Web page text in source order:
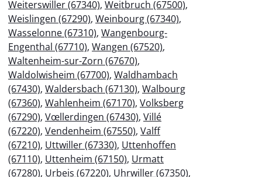
Weiterswiller (67340), Weitbruch (67500),
Weislingen (67290), Weinbourg (67340),
Wasselonne (67310), Wangenbourg-
Engenthal (67710), Wangen (67520),
Waltenheim-sur-Zorn (67670),
Waldolwisheim (67700), Waldhambach
(67430), Waldersbach (67130), Walbourg
(67360), Wahlenheim (67170), Volksberg
(67290), Vœllerdingen (67430), Villé
(67220), Vendenheim (67550), Valff
(67210), Uttwiller (67330), Uttenhoffen
(67110), Uttenheim (67150), Urmatt
(67280), Urbeis (67220), Uhrwiller (67350),